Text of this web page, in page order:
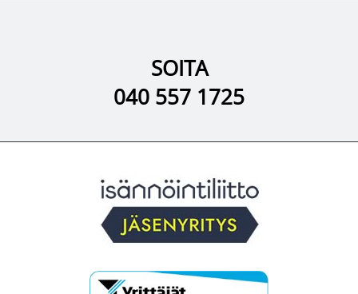
SOITA
040 557 1725